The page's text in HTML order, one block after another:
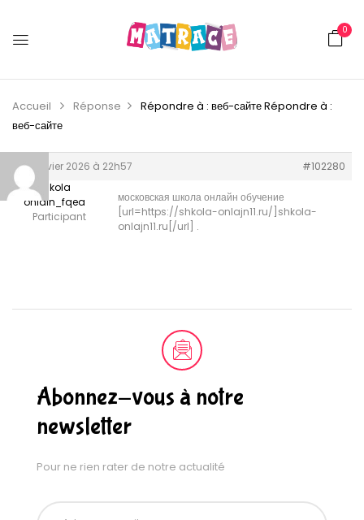
0
Accueil Réponse Répondre à : веб-сайтеRépondre à :
веб-сайте
13 janvier 2026 à 22h57
#102280
shkola
onlain_fqea
Participant
московская школа онлайн обучение
[url=https://shkola-onlajn11.ru/]shkola-
onlajn11.ru[/url] .
Abonnez-vous à notre
newsletter
Pour ne rien rater de notre actualité